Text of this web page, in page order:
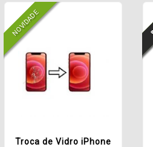
Troca de Vidro iPhone